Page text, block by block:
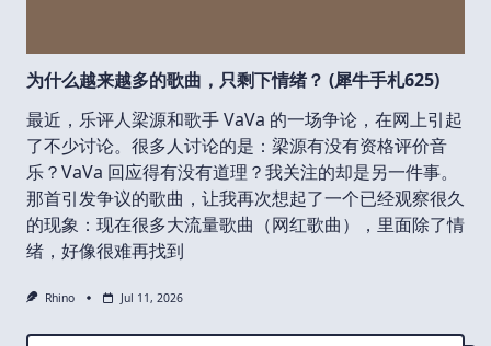
为什么越来越多的歌曲，只剩下情绪？ (犀牛手札625)
最近，乐评人梁源和歌手 VaVa 的一场争论，在网上引起
了不少讨论。很多人讨论的是：梁源有没有资格评价音
乐？VaVa 回应得有没有道理？我关注的却是另一件事。
那首引发争议的歌曲，让我再次想起了一个已经观察很久
的现象：现在很多大流量歌曲（网红歌曲），里面除了情
绪，好像很难再找到
Rhino Jul 11, 2026